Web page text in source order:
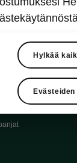
varaosat
moottoriöljyt
Hylkää